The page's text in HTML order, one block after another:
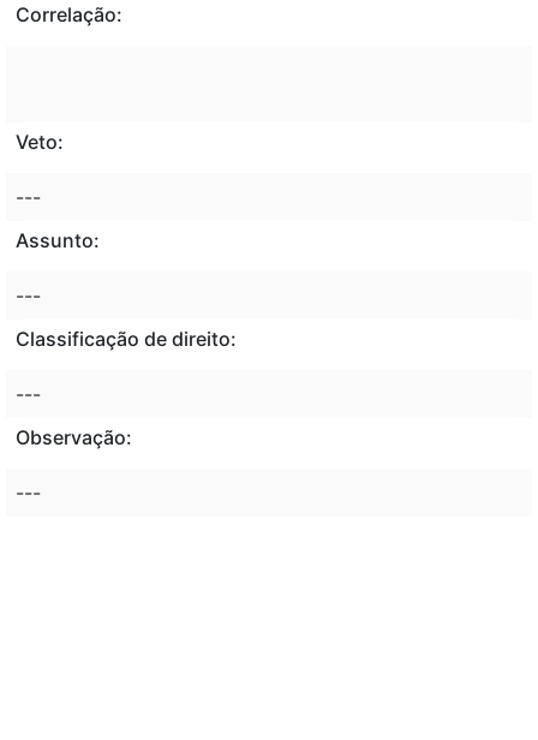
Correlação:
Veto:
---
Assunto:
---
Classificação de direito:
---
Observação:
---